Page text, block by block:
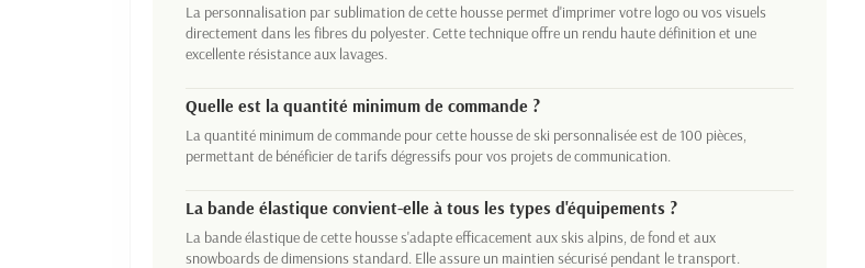
La personnalisation par sublimation de cette housse permet d'imprimer votre logo ou vos visuels
directement dans les fibres du polyester. Cette technique offre un rendu haute définition et une
excellente résistance aux lavages.
Quelle est la quantité minimum de commande ?
La quantité minimum de commande pour cette housse de ski personnalisée est de 100 pièces,
permettant de bénéficier de tarifs dégressifs pour vos projets de communication.
La bande élastique convient-elle à tous les types d'équipements ?
La bande élastique de cette housse s'adapte efficacement aux skis alpins, de fond et aux
snowboards de dimensions standard. Elle assure un maintien sécurisé pendant le transport.